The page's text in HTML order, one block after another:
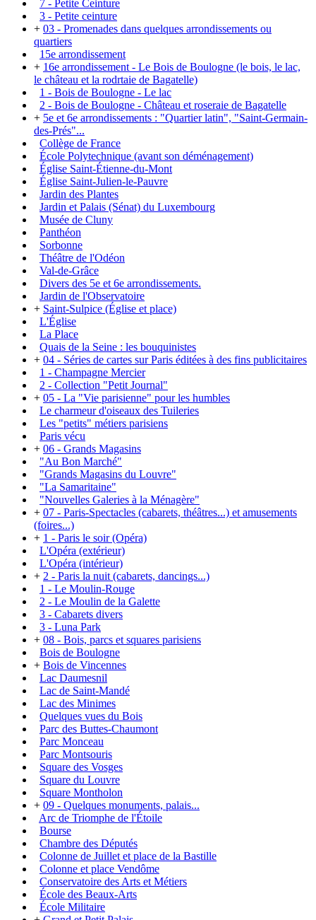
7 - Petite Ceinture
3 - Petite ceinture
+ 03 - Promenades dans quelques arrondissements ou
quartiers
15e arrondissement
+ 16e arrondissement - Le Bois de Boulogne (le bois, le lac,
le château et la rodrtaie de Bagatelle)
1 - Bois de Boulogne - Le lac
2 - Bois de Boulogne - Château et roseraie de Bagatelle
+ 5e et 6e arrondissements : "Quartier latin", "Saint-Germain-
des-Prés"...
Collège de France
École Polytechnique (avant son déménagement)
Église Saint-Étienne-du-Mont
Église Saint-Julien-le-Pauvre
Jardin des Plantes
Jardin et Palais (Sénat) du Luxembourg
Musée de Cluny
Panthéon
Sorbonne
Théâtre de l'Odéon
Val-de-Grâce
Divers des 5e et 6e arrondissements.
Jardin de l'Observatoire
+ Saint-Sulpice (Église et place)
L'Église
La Place
Quais de la Seine : les bouquinistes
+ 04 - Séries de cartes sur Paris éditées à des fins publicitaires
1 - Champagne Mercier
2 - Collection "Petit Journal"
+ 05 - La "Vie parisienne" pour les humbles
Le charmeur d'oiseaux des Tuileries
Les "petits" métiers parisiens
Paris vécu
+ 06 - Grands Magasins
"Au Bon Marché"
"Grands Magasins du Louvre"
"La Samaritaine"
"Nouvelles Galeries à la Ménagère"
+ 07 - Paris-Spectacles (cabarets, théâtres...) et amusements
(foires...)
+ 1 - Paris le soir (Opéra)
L'Opéra (extérieur)
L'Opéra (intérieur)
+ 2 - Paris la nuit (cabarets, dancings...)
1 - Le Moulin-Rouge
2 - Le Moulin de la Galette
3 - Cabarets divers
3 - Luna Park
+ 08 - Bois, parcs et squares parisiens
Bois de Boulogne
+ Bois de Vincennes
Lac Daumesnil
Lac de Saint-Mandé
Lac des Minimes
Quelques vues du Bois
Parc des Buttes-Chaumont
Parc Monceau
Parc Montsouris
Square des Vosges
Square du Louvre
Square Montholon
+ 09 - Quelques monuments, palais...
Arc de Triomphe de l'Étoile
Bourse
Chambre des Députés
Colonne de Juillet et place de la Bastille
Colonne et place Vendôme
Conservatoire des Arts et Métiers
École des Beaux-Arts
École Militaire